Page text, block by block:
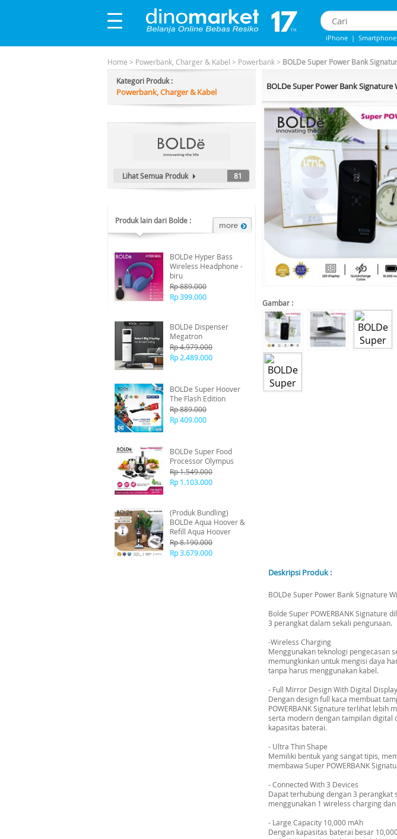
iPhone |
Home > Powerbank, Charger & Kabel > Powerbank> BOLDe Super Power Bank
Kategori Produk :
Powerbank, Charger & Kabel
Lihat Semua Produk 81
Produk lain dari Bolde :
BOLDe Hyper Bass
Wireless Headphone -
biru
Rp 889.000
Rp 399.000
BOLDë Dispenser
Megatron
Rp 4.979.000
Rp 2.489.000
BOLDe Super Hoover
The Flash Edition
Rp 889.000
Rp 409.000
BOLDe Super Food
Processor Olympus
Rp 1.549.000
Rp 1.103.000
(Produk Bundling)
BOLDe Aqua Hoover &
Refill Aqua Hoover
Rp 8.190.000
Rp 3.679.000
BOLDe Super Power Bank Signature
Gambar :
Deskripsi Produk :
BOLDe Super Power Bank Signature
Bolde Super POWERBANK Signature
3 perangkat dalam sekali pengunaan.
-Wireless Charging
Menggunakan teknologi pengecasan
memungkinkan untuk mengisi daya
tanpa harus menggunakan kabel.
- Full Mirror Design With Digital Display
Dengan design full kaca membuat
POWERBANK Signature terlihat lebih
serta modern dengan tampilan digital
kapasitas baterai.
- Ultra Thin Shape
Memiliki bentuk yang sangat tipis,
membawa Super POWERBANK
- Connected With 3 Devices
Dapat terhubung dengan 3 perangkat
menggunakan 1 wireless charging
- Large Capacity 10,000 mAh
Dengan kapasitas baterai besar